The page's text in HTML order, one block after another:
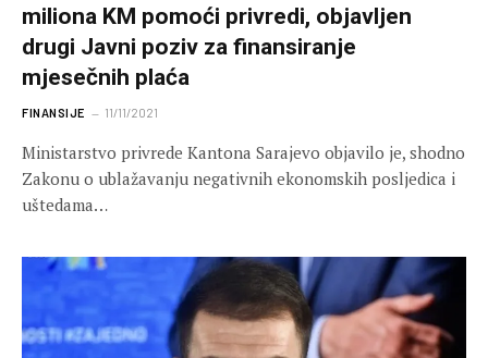
miliona KM pomoći privredi, objavljen
drugi Javni poziv za finansiranje
mjesečnih plaća
FINANSIJE 11/11/2021
Ministarstvo privrede Kantona Sarajevo objavilo je, shodno
Zakonu o ublažavanju negativnih ekonomskih posljedica i
uštedama…